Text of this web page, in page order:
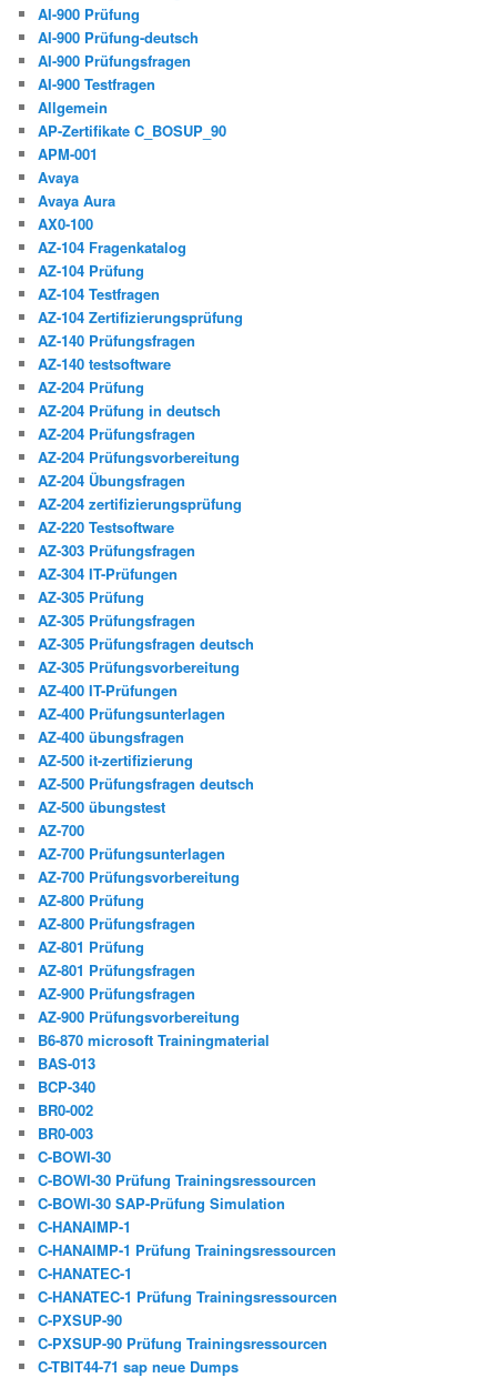
AI-900 Prüfung
AI-900 Prüfung-deutsch
AI-900 Prüfungsfragen
AI-900 Testfragen
Allgemein
AP-Zertifikate C_BOSUP_90
APM-001
Avaya
Avaya Aura
AX0-100
AZ-104 Fragenkatalog
AZ-104 Prüfung
AZ-104 Testfragen
AZ-104 Zertifizierungsprüfung
AZ-140 Prüfungsfragen
AZ-140 testsoftware
AZ-204 Prüfung
AZ-204 Prüfung in deutsch
AZ-204 Prüfungsfragen
AZ-204 Prüfungsvorbereitung
AZ-204 Übungsfragen
AZ-204 zertifizierungsprüfung
AZ-220 Testsoftware
AZ-303 Prüfungsfragen
AZ-304 IT-Prüfungen
AZ-305 Prüfung
AZ-305 Prüfungsfragen
AZ-305 Prüfungsfragen deutsch
AZ-305 Prüfungsvorbereitung
AZ-400 IT-Prüfungen
AZ-400 Prüfungsunterlagen
AZ-400 übungsfragen
AZ-500 it-zertifizierung
AZ-500 Prüfungsfragen deutsch
AZ-500 übungstest
AZ-700
AZ-700 Prüfungsunterlagen
AZ-700 Prüfungsvorbereitung
AZ-800 Prüfung
AZ-800 Prüfungsfragen
AZ-801 Prüfung
AZ-801 Prüfungsfragen
AZ-900 Prüfungsfragen
AZ-900 Prüfungsvorbereitung
B6-870 microsoft Trainingmaterial
BAS-013
BCP-340
BR0-002
BR0-003
C-BOWI-30
C-BOWI-30 Prüfung Trainingsressourcen
C-BOWI-30 SAP-Prüfung Simulation
C-HANAIMP-1
C-HANAIMP-1 Prüfung Trainingsressourcen
C-HANATEC-1
C-HANATEC-1 Prüfung Trainingsressourcen
C-PXSUP-90
C-PXSUP-90 Prüfung Trainingsressourcen
C-TBIT44-71 sap neue Dumps